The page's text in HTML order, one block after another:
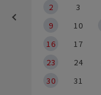
2
3
9
10
16
17
23
24
30
31